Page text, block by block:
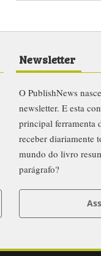
Newsletter
O PublishNews
newsletter. E esta
principal ferramenta
receber diariamente
mundo do livro
parágrafo?